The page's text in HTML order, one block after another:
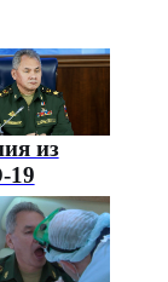
из
19